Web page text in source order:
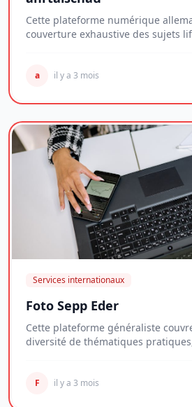
Cette plateforme numérique
couverture exhaustive des sujets
a il y a 3 mois
Services internationaux
Foto Sepp Eder
Cette plateforme généraliste
diversité de thématiques
F il y a 3 mois